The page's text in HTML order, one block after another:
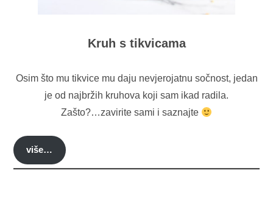
Kruh s tikvicama
Osim što mu tikvice mu daju nevjerojatnu sočnost, jedan
je od najbržih kruhova koji sam ikad radila.
Zašto?…zavirite sami i saznajte
više…